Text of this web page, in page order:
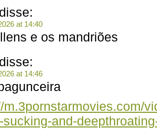
at 14:40
e os mandriões
at 14:46
m.3pornstarmovies.com/
sucking-and-